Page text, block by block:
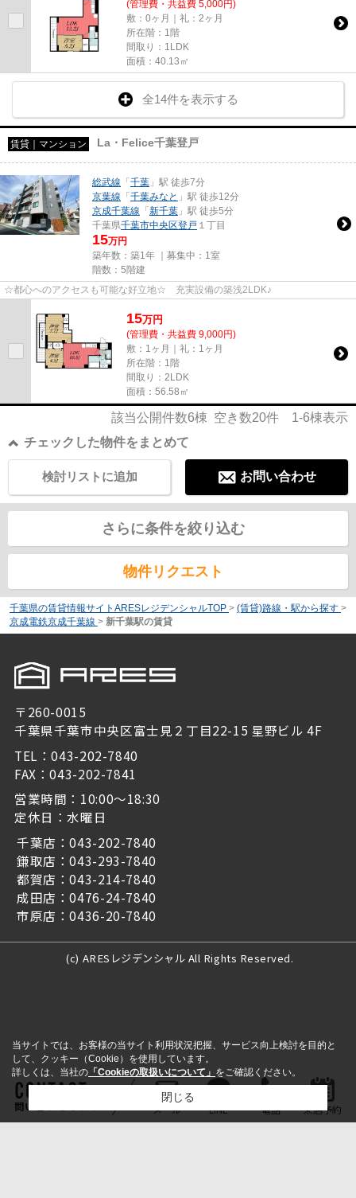
(管理費・共益費 5,000円)
敷：0ヶ月｜礼：2ヶ月
所在階：1階
間取り：1LDK
面積：40.13㎡
全14件を表示する
賃貸｜マンション La・Felice千葉登戸
総武線 「千葉 」駅 徒歩7分
京葉線 「千葉みなと 」駅 徒歩12分
京成千葉線 「新千葉 」駅 徒歩5分
千葉県千葉市中央区登戸 １丁目
15万円
築年数：築1年 ｜募集中： 1室
階数：5階建
☆都心へのアクセスも可能な好立地☆ 充実設備の築浅2LDK♪
15万円
(管理費・共益費 9,000円)
敷：1ヶ月｜礼：1ヶ月
所在階：1階
間取り：2LDK
面積：56.58㎡
該当公開件数6棟 空き数20件 1-6棟表示
チェックした物件をまとめて
お問い合わせ
検討リストに追加
さらに条件を絞り込む
物件リクエスト
千葉県の賃貸情報サイトARESレジデンシャルTOP > (賃貸)路線・駅から探す >
京成電鉄京成千葉線 > 新千葉駅の賃貸
〒260-0015
千葉県千葉市中央区富士見２丁目22-15 星野ビル 4F
TEL：043-202-7840
FAX：043-202-7841
営業時間：10:00～18:30
定休日：水曜日
千葉店：043-202-7840
鎌取店：043-293-7840
都賀店：043-214-7840
成田店：0476-24-7840
市原店：0436-20-7840
(c) ARESレジデンシャル All Rights Reserved.
問い合わせをする メール LINE 電話 来店予約
当サイトでは、お客様の当サイト利用状況把握、サービス向上検討を目的と
して、クッキー（Cookie）を使用しています。
詳しくは、当社の 「Cookieの取扱いについて」 をご確認ください。
閉じる